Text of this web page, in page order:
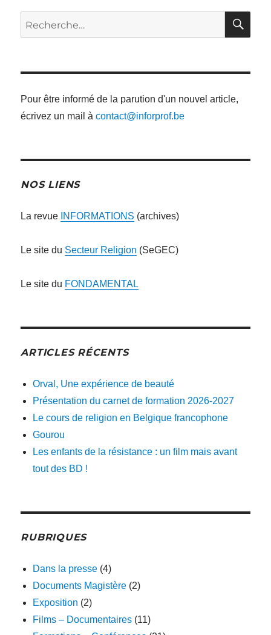
Recherche
pour
Pour être informé de la parution d'un nouvel article,
écrivez un mail àcontact@inforprof.be
NOS LIENS
La revue INFORMATIONS (archives)
Le site du Secteur Religion (SeGEC)
Le site du FONDAMENTAL
ARTICLES RÉCENTS
Orval, Une expérience de beauté
Présentation du carnet de formation 2026-2027
Le cours de religion en Belgique francophone
Gourou
Les enfants de la résistance : un film mais avant
tout des BD !
RUBRIQUES
Dans la presse (4)
Documents Magistère (2)
Exposition (2)
Films – Documentaires (11)